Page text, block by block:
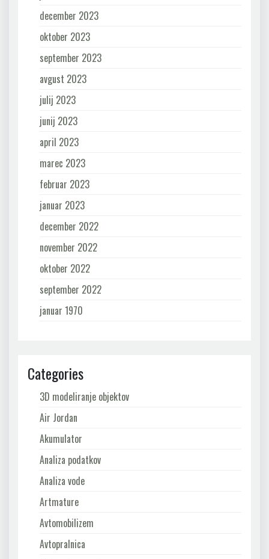
december 2023
oktober 2023
september 2023
avgust 2023
julij 2023
junij 2023
april 2023
marec 2023
februar 2023
januar 2023
december 2022
november 2022
oktober 2022
september 2022
januar 1970
Categories
3D modeliranje objektov
Air Jordan
Akumulator
Analiza podatkov
Analiza vode
Artmature
Avtomobilizem
Avtopralnica